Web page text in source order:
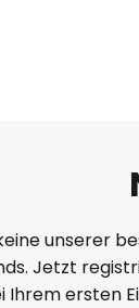
unserer
Jetzt
Ihrem ersten